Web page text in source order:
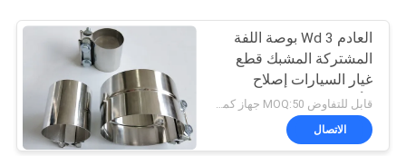
العادم Wd 3 بوصة اللفة
المشتركة المشبك قطع
غيار السيارات إصلاح
الأنابيب الفولاذ المقاوم
للصدأ
قابل للتفاوض MOQ:50 جهاز كمبيوتر شخصى
الاتصال